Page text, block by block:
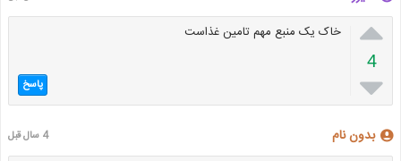

4

خاک یک منبع مهم تامین غذاست
پاسخ
بدون نام 4 سال قبل